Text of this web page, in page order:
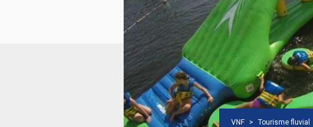
VNF > Tourisme fluvial